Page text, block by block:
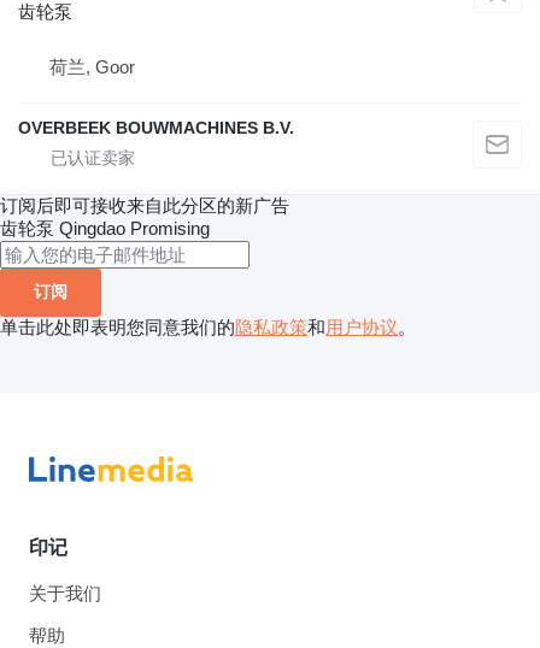
齿轮泵
荷兰, Goor
OVERBEEK BOUWMACHINES B.V.
订阅后即可接收来自此分区的新广告
齿轮泵 Qingdao Promising
订阅
单击此处即表明您同意我们的隐私政策和用户协议。
印记
关于我们
帮助